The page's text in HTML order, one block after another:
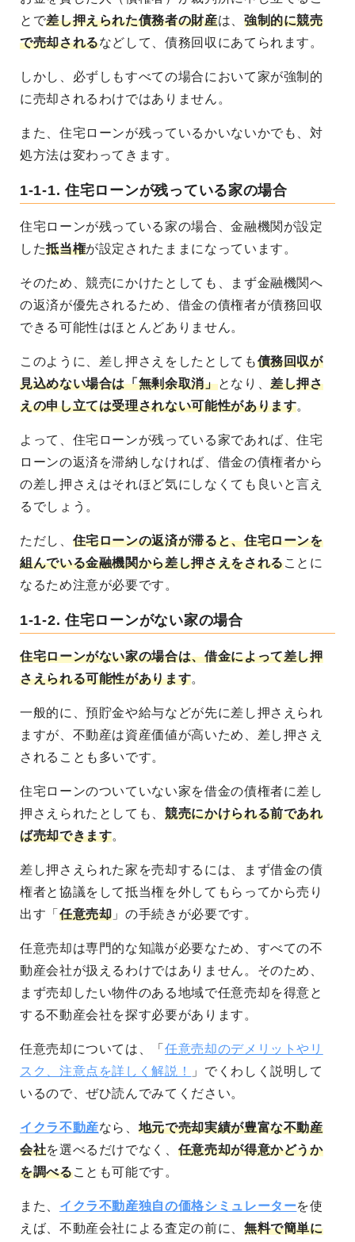
とで差し押えられた債務者の財産は、 強制的に競売
で売却されるなどして、債務回収にあてられます。
しかし、必ずしもすべての場合において家が強制的
に売却されるわけではありません。
また、住宅ローンが残っているかいないかでも、対
処方法は変わってきます。
1-1-1. 住宅ローンが残っている家の場合
住宅ローンが残っている家の場合、金融機関が設定
した抵当権が設定されたままになっています。
そのため、競売にかけたとしても、まず金融機関へ
の返済が優先されるため、借金の債権者が債務回収
できる可能性はほとんどありません。
このように、差し押さえをしたとしても債務回収が
見込めない場合は「無剰余取消」となり、差し押さ
えの申し立ては受理されない可能性があります。
よって、住宅ローンが残っている家であれば、住宅
ローンの返済を滞納しなければ、借金の債権者から
の差し押さえはそれほど気にしなくても良いと言え
るでしょう。
ただし、 住宅ローンの返済が滞ると、住宅ローンを
組んでいる金融機関から差し押さえをされることに
なるため注意が必要です。
1-1-2. 住宅ローンがない家の場合
住宅ローンがない家の場合は、借金によって差し押
さえられる可能性があります。
一般的に、預貯金や給与などが先に差し押さえられ
ますが、不動産は資産価値が高いため、差し押さえ
されることも多いです。
住宅ローンのついていない家を借金の債権者に差し
押さえられたとしても、競売にかけられる前であれ
ば売却できます。
差し押さえられた家を売却するには、まず借金の債
権者と協議をして抵当権を外してもらってから売り
出す「 任意売却 」の手続きが必要です。
任意売却は専門的な知識が必要なため、すべての不
動産会社が扱えるわけではありません。そのため、
まず売却したい物件のある地域で任意売却を得意と
する不動産会社を探す必要があります。
任意売却については、「任意売却のデメリットやリ
スク、注意点を詳しく解説！
」でくわしく説明して
いるので、ぜひ読んでみてください。
イクラ不動産なら、 地元で売却実績が豊富な不動産
会社を選べるだけでなく、 任意売却が得意かどうか
を調べることも可能です。
また、 イクラ不動産独自の価格シミュレーターを使
えば、不動産会社による査定の前に、 無料で簡単に